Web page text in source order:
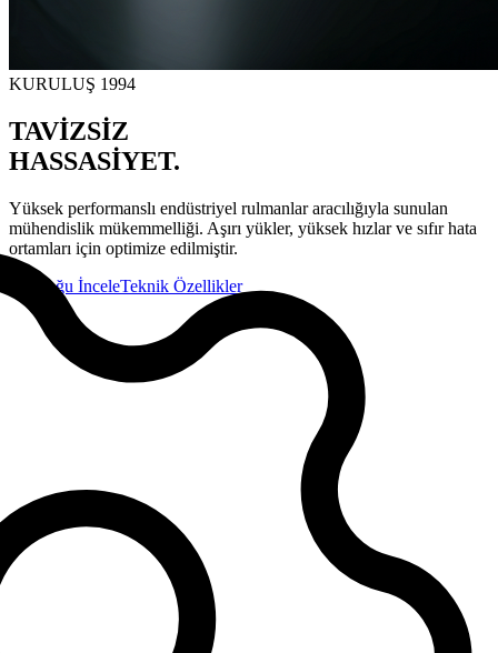
KURULUŞ 1994
TAVİZSİZ
HASSASİYET.
Yüksek performanslı endüstriyel rulmanlar aracılığıyla sunulan
mühendislik mükemmelliği. Aşırı yükler, yüksek hızlar ve sıfır hata
ortamları için optimize edilmiştir.
Kataloğu İnceleTeknik Özellikler